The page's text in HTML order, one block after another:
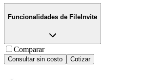
Funcionalidades de FileInvite
Comparar
Consultar sin costo Cotizar